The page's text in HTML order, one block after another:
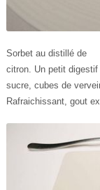
Sorbet au distillé de
citron. Un petit
sucre, cubes de
Rafraichissant, gout